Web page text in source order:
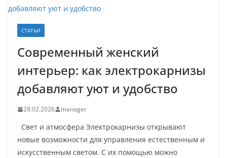
СТАТЬИ
Современный женский
интерьер: как электрокарнизы
добавляют уют и удобство
28.02.2026 manager
Свет и атмосфера Электрокарнизы открывают
новые возможности для управления естественным и
искусственным светом. С их помощью можно